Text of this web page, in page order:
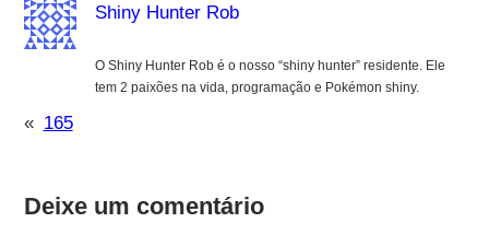
Shiny Hunter Rob
O Shiny Hunter Rob é o nosso “shiny hunter” residente. Ele
tem 2 paixões na vida, programação e Pokémon shiny.
« 165
Deixe um comentário